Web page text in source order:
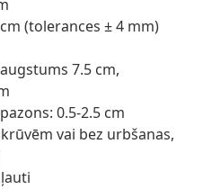
(tolerances ± 4 mm)
7.5 cm,
0.5-2.5 cm
vai bez urbšanas,